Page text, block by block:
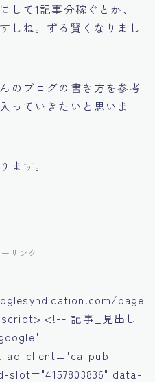
して1記事分稼ぐとか、
しね。ずる賢くなりまし
のブログの書き方を参考
っていきたいと思いま
ます。
リンク
page
<!-- 記事_見出し
ad-client="ca-pub-
slot="4157803836" data-